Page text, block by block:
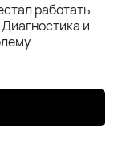
работать
и